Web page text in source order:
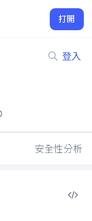
打開
登入
安全性分析